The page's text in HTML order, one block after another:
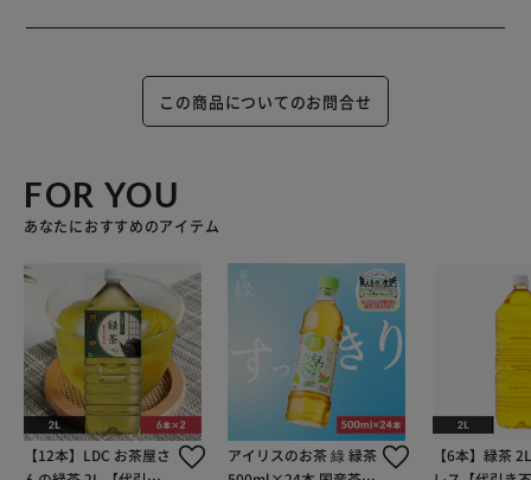
この商品についてのお問合せ
FOR YOU
あなたにおすすめのアイテム
【12本】LDC お茶屋さ
アイリスのお茶 綠 緑茶
【6本】緑茶